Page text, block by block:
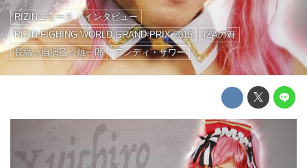
RIZINニュース
インタビュー
RIZIN FIGHING WORLD GRAND-PRIX 2015
IZAの舞
長島☆自演乙☆雄一郎
アンディ・サワー